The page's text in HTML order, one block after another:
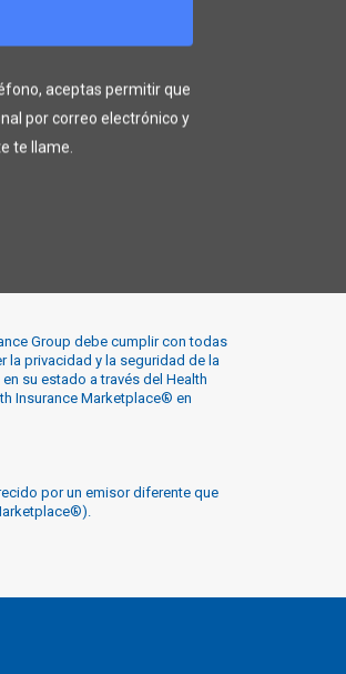
aceptas permitir que
por correo electrónico y
te llame.
Group debe cumplir con todas
la privacidad y la seguridad de la
su estado a través del Health
Insurance Marketplace® en
por un emisor diferente que